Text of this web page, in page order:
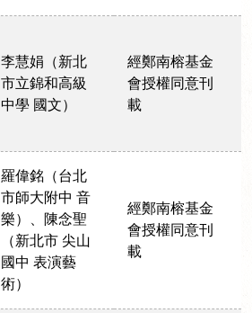
李慧娟（新北
市立錦和高級
中學 國文）
經鄭南榕基金
會授權同意刊
載
羅偉銘（台北
市師大附中 音
樂）、陳念聖
（新北市 尖山
國中 表演藝
術）
經鄭南榕基金
會授權同意刊
載